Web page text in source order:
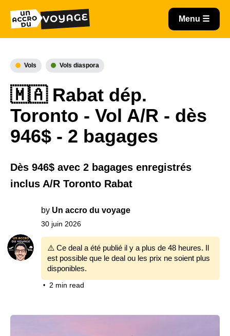
Vols Vols diaspora
🇲🇦 Rabat dép.
Toronto - Vol A/R - dès
946$ - 2 bagages
Dès 946$ avec 2 bagages enregistrés
inclus A/R Toronto Rabat
by Un accro du voyage
30 juin 2026
⚠️ Ce deal a été publié il y a plus de 48 heures. Il
est possible que le deal ou les prix ne soient plus
disponibles.
• 2 min read